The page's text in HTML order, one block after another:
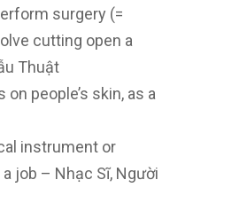
surgery (=
cutting open a
Thuật
people’s skin, as a
instrument or
job – Nhạc Sĩ, Người